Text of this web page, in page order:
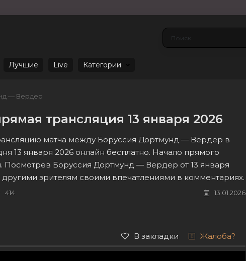
Лучшие Live Категории
— Вердер
трансляция 13 января 2026
матча между Боруссия Дортмунд — Вердер в
13 января 2026 онлайн бесплатно. Начало прямого
Боруссия Дортмунд — Вердер от 13 января
зрителям своими впечатлениями в комментариях.
13.01.2026
414
В закладки Жалоба?